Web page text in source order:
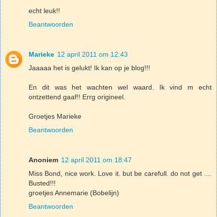
echt leuk!!
Beantwoorden
Marieke 12 april 2011 om 12:43
Jaaaaa het is gelukt! Ik kan op je blog!!!
En dit was het wachten wel waard. Ik vind m echt
ontzettend gaaf!! Errg origineel.
Groetjes Marieke
Beantwoorden
Anoniem 12 april 2011 om 18:47
Miss Bond, nice work. Love it. but be carefull. do not get ....
Busted!!!
groetjes Annemarie (Bobelijn)
Beantwoorden